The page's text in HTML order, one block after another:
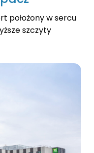
położony w sercu
szczyty